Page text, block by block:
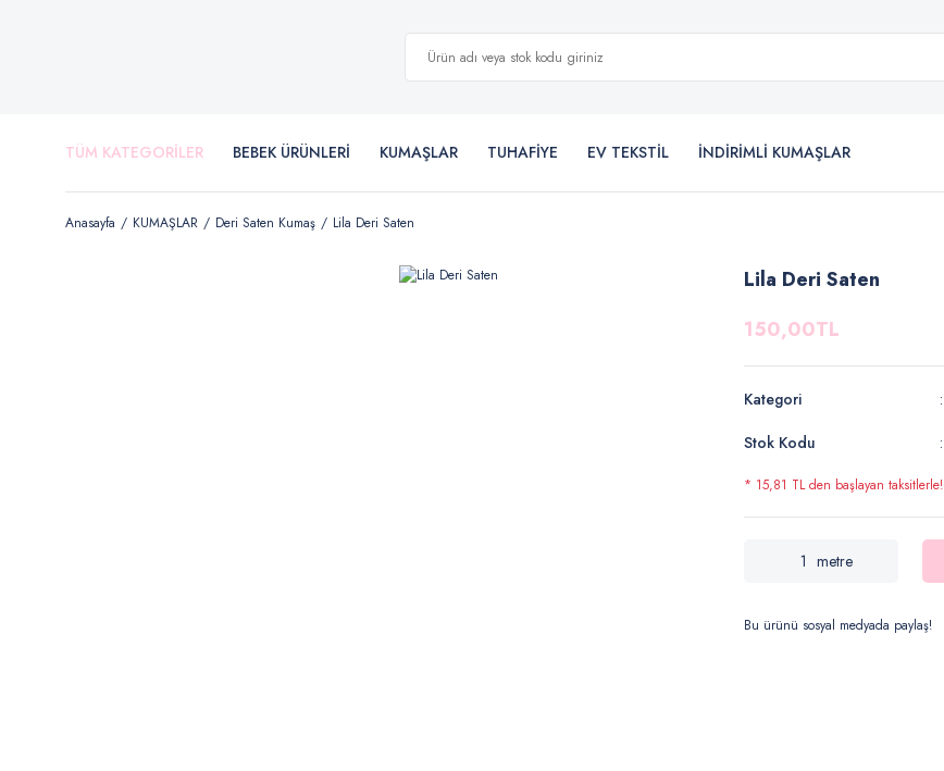
TÜM KATEGORİLER BEBEK ÜRÜNLERİ KUMAŞLAR TUHAFİYE EV TEKSTİL İNDİRİMLİ KUMAŞLAR
Anasayfa KUMAŞLAR Deri Saten Kumaş Lila Deri Saten
Lila Deri Saten
150,00TL
Kategori
Stok Kodu
* 15,81 TL den başlayan taksitlerle!
metre
Bu ürünü sosyal medyada paylaş!